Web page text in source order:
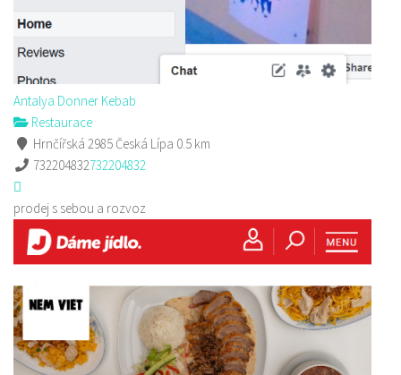
Antalya Donner Kebab
Restaurace
Hrnčířská 2985 Česká Lípa 0.5 km
732204832732204832
prodej s sebou a rozvoz